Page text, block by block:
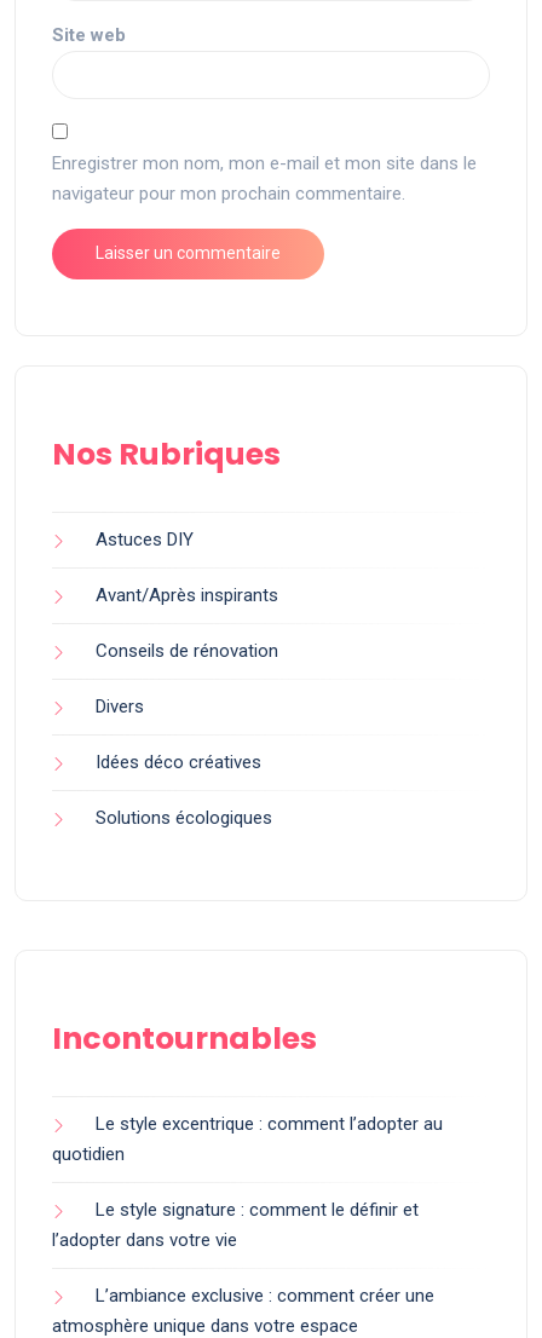
Site web
Enregistrer mon nom, mon e-mail et mon site dans le
navigateur pour mon prochain commentaire.
Nos Rubriques
Astuces DIY
Avant/Après inspirants
Conseils de rénovation
Divers
Idées déco créatives
Solutions écologiques
Incontournables
Le style excentrique : comment l’adopter au
quotidien
Le style signature : comment le définir et
l’adopter dans votre vie
L’ambiance exclusive : comment créer une
atmosphère unique dans votre espace